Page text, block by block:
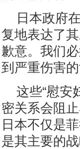
日本政府
复地表达了
歉意。我们
到严重伤害
这些“慰安
密关系会阻
日本不仅是
是其主要的战